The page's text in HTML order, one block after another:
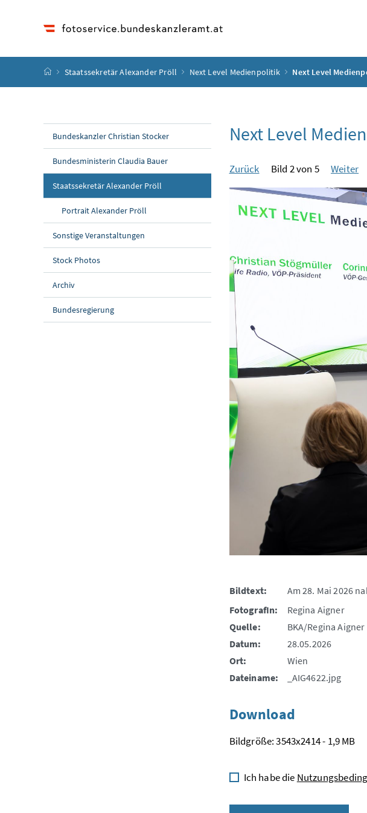
Startseite
Staatssekretär Alexander Pröll Next Level Medienpolitik Next Level
Bundeskanzler Christian Stocker
Bundesministerin Claudia Bauer
Staatssekretär Alexander Pröll
Portrait Alexander Pröll
Sonstige Veranstaltungen
Stock Photos
Archiv
Bundesregierung
Next Level
Zurück Bild 2 von 5 Weiter
Bildtext:
Am 28. Mai 2026
FotografIn:
Regina Aigner
Quelle:
BKA/Regina Aigner
Datum:
28.05.2026
Ort:
Wien
Dateiname:
_AIG4622.jpg
Download
Bildgröße: 3543x2414 - 1,9 MB
Ich habe die